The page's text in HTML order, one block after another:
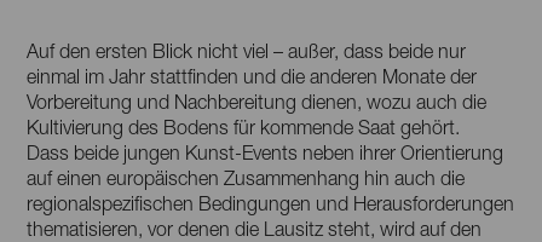
Auf den ersten Blick nicht viel – außer, dass beide nur
einmal im Jahr stattfinden und die anderen Monate der
Vorbereitung und Nachbereitung dienen, wozu auch die
Kultivierung des Bodens für kommende Saat gehört.
Dass beide jungen Kunst-Events neben ihrer Orientierung
auf einen europäischen Zusammenhang hin auch die
regionalspezifischen Bedingungen und Herausforderungen
thematisieren, vor denen die Lausitz steht, wird auf den